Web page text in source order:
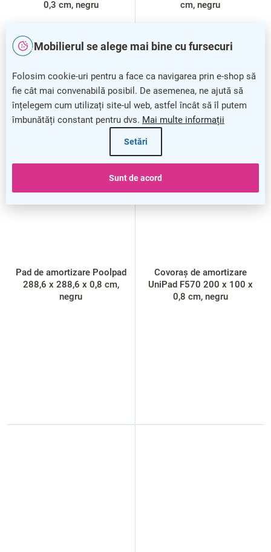
Mobilierul se alege mai bine cu fursecuri
Folosim cookie-uri pentru a face ca navigarea prin e-shop să
fie cât mai convenabilă posibil. De asemenea, ne ajută să
înțelegem cum utilizați site-ul web, astfel încât să îl putem
îmbunătăți constant pentru dvs. Mai multe informații
Setări
Sunt de acord
0,3 cm, negru cm, negru
Pad de amortizare Poolpad
288,6 x 288,6 x 0,8 cm,
negru
Covoraș de amortizare
UniPad F570 200 x 100 x
0,8 cm, negru